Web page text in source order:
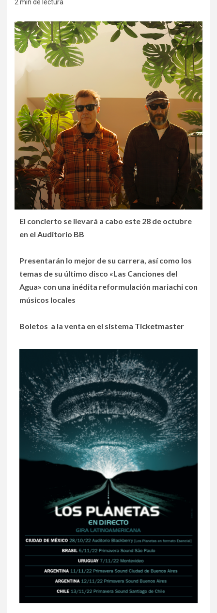
2 min de lectura
El concierto se llevará a cabo este 28 de octubre
en el Auditorio BB
Presentarán lo mejor de su carrera, así como los
temas de su último disco «Las Canciones del
Agua» con una inédita reformulación mariachi con
músicos locales
Boletos a la venta en el sistema Ticketmaster